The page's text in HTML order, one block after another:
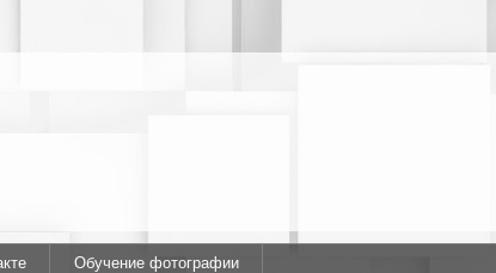
Обучение фотографии